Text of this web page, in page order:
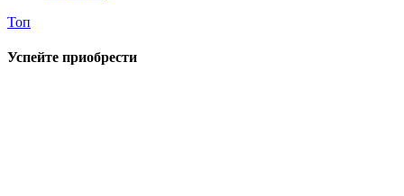
Топ
Успейте приобрести